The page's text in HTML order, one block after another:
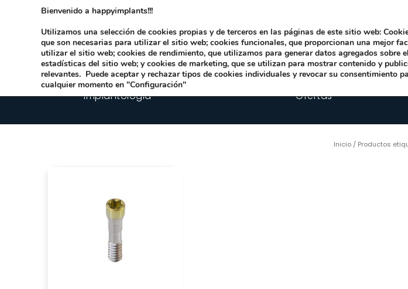
Dirección:
Implantologia Ofertas
Inicio/ Productos
Bienvenido a happyimplants!!!
Utilizamos una selección de cookies propias y de terceros en las páginas de este sitio web:
que son necesarias para utilizar el sitio web; cookies funcionales, que proporcionan una mejor
utilizar el sitio web; cookies de rendimiento, que utilizamos para generar datos agregados sobre
estadísticas del sitio web; y cookies de marketing, que se utilizan para mostrar contenido y
relevantes. Puede aceptar y rechazar tipos de cookies individuales y revocar su consentimiento
cualquier momento en "Configuración"